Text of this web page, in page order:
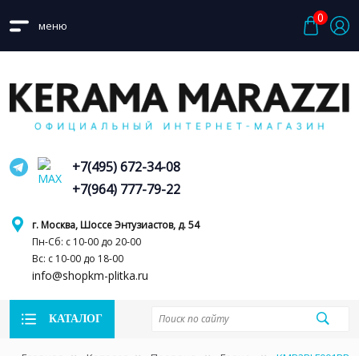
меню
0
г. Москва, Шоссе Энтузиастов, д. 54
Пн-Сб: с 10-00 до 20-00
Вс: с 10-00 до 18-00
info@shopkm-plitka.ru
+7(495) 672-34-08
+7(964) 777-79-22
КАТАЛОГ